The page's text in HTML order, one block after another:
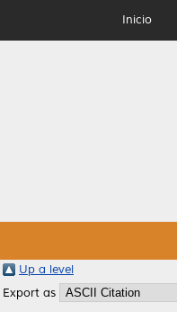
Inicio
Up a level
Export as